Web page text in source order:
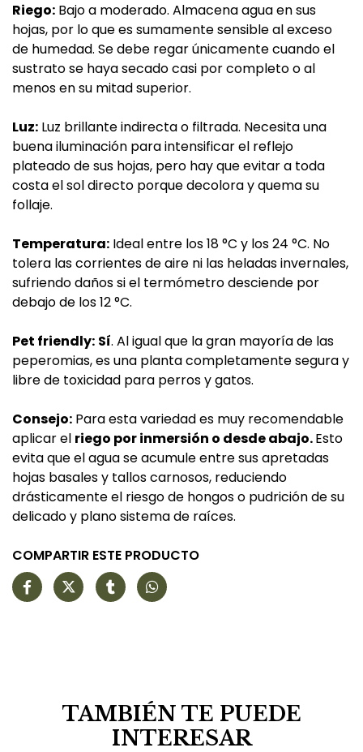
Riego: Bajo a moderado. Almacena agua en sus
hojas, por lo que es sumamente sensible al exceso
de humedad. Se debe regar únicamente cuando el
sustrato se haya secado casi por completo o al
menos en su mitad superior.
Luz: Luz brillante indirecta o filtrada. Necesita una
buena iluminación para intensificar el reflejo
plateado de sus hojas, pero hay que evitar a toda
costa el sol directo porque decolora y quema su
follaje.
Temperatura: Ideal entre los 18 °C y los 24 °C. No
tolera las corrientes de aire ni las heladas invernales,
sufriendo daños si el termómetro desciende por
debajo de los 12 °C.
Pet friendly: Sí. Al igual que la gran mayoría de las
peperomias, es una planta completamente segura y
libre de toxicidad para perros y gatos.
Consejo: Para esta variedad es muy recomendable
aplicar el riego por inmersión o desde abajo.Esto
evita que el agua se acumule entre sus apretadas
hojas basales y tallos carnosos, reduciendo
drásticamente el riesgo de hongos o pudrición de su
delicado y plano sistema de raíces.
COMPARTIR ESTE PRODUCTO
TAMBIÉN TE PUEDE
INTERESAR